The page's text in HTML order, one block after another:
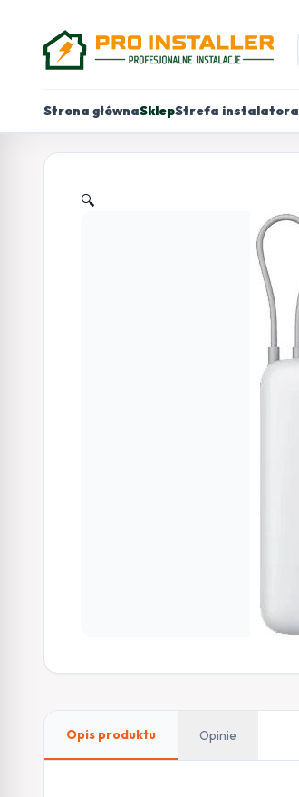
Strona głównaSklepStrefa instalatora
🔍
Opis produktu Opinie